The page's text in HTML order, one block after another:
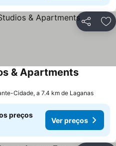
Partilhar
& Apartments
Cidade, a 7.4 km de Laganas
preços
Ver preços